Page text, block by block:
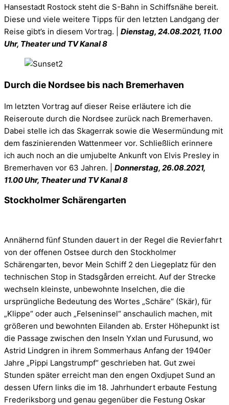
Hansestadt Rostock steht die S-Bahn in Schiffsnähe bereit.
Diese und viele weitere Tipps für den letzten Landgang der
Reise gibt’s in diesem Vortrag. | Dienstag, 24.08.2021, 11.00
Uhr, Theater und TV Kanal 8
Durch die Nordsee bis nach Bremerhaven
Im letzten Vortrag auf dieser Reise erläutere ich die
Reiseroute durch die Nordsee zurück nach Bremerhaven.
Dabei stelle ich das Skagerrak sowie die Wesermündung mit
dem faszinierenden Wattenmeer vor. Schließlich erinnere
ich auch noch an die umjubelte Ankunft von Elvis Presley in
Bremerhaven vor 63 Jahren. | Donnerstag, 26.08.2021,
11.00 Uhr, Theater und TV Kanal 8
Stockholmer Schärengarten
Annähernd fünf Stunden dauert in der Regel die Revierfahrt
von der offenen Ostsee durch den Stockholmer
Schärengarten, bevor Mein Schiff 2 den Liegeplatz für den
technischen Stop in Stadsgården erreicht. Auf der Strecke
wechseln kleinste, unbewohnte Inselchen, die die
ursprüngliche Bedeutung des Wortes „Schäre“ (Skär), für
„Klippe“ oder auch „Felseninsel“ anschaulich machen, mit
größeren und bewohnten Eilanden ab. Erster Höhepunkt ist
die Passage zwischen den Inseln Yxlan und Furusund, wo
Astrid Lindgren in ihrem Sommerhaus Anfang der 1940er
Jahre „Pippi Langstrumpf“ geschrieben hat. Gut zwei
Stunden später erreicht man den engen Oxdjupet Sund an
dessen Ufern links die im 18. Jahrhundert erbaute Festung
Frederiksborg und genau gegenüber die Festung Oskar